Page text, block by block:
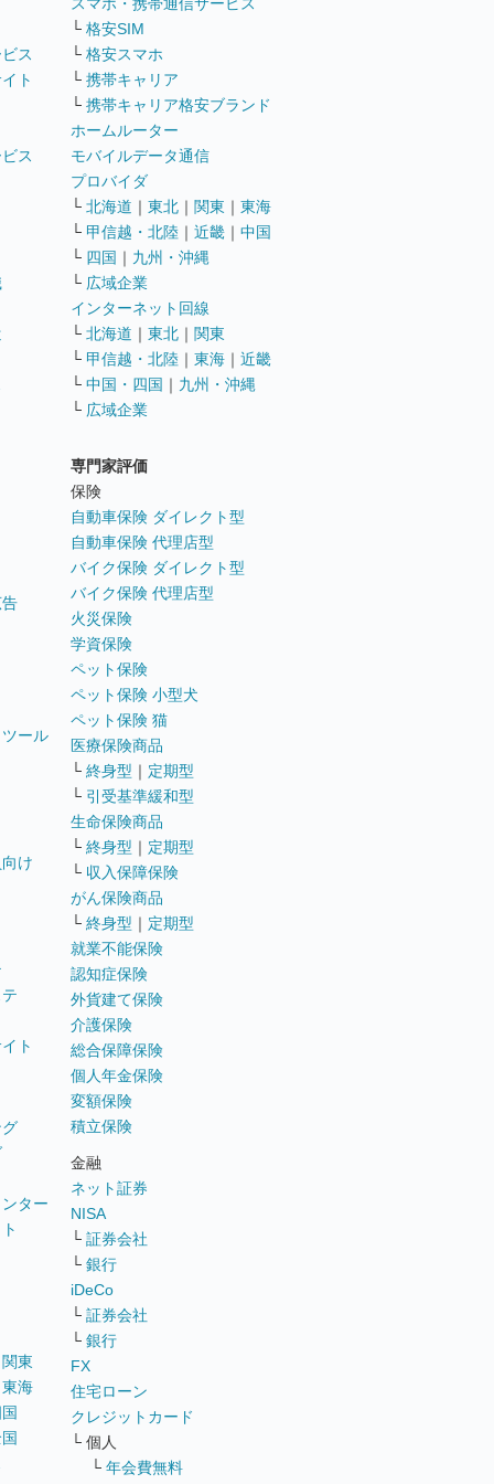
ス
ト
ス
ール
け
ト
ター
関東
東海
└ 格安SIM
└ 格安スマホ
└ 携帯キャリア
└ 携帯キャリア格安ブランド
ホームルーター
モバイルデータ通信
プロバイダ
└ 北海道 ｜ 東北 ｜ 関東 ｜ 東海
└ 甲信越・北陸 ｜ 近畿 ｜ 中国
└ 四国 ｜ 九州・沖縄
└ 広域企業
インターネット回線
└ 北海道 ｜ 東北 ｜ 関東
└ 甲信越・北陸 ｜ 東海 ｜ 近畿
└ 中国・四国 ｜ 九州・沖縄
└ 広域企業
専門家評価
保険
自動車保険 ダイレクト型
自動車保険 代理店型
バイク保険 ダイレクト型
バイク保険 代理店型
火災保険
学資保険
ペット保険
ペット保険 小型犬
ペット保険 猫
医療保険商品
└ 終身型 ｜ 定期型
└ 引受基準緩和型
生命保険商品
└ 終身型 ｜ 定期型
└ 収入保障保険
がん保険商品
└ 終身型 ｜ 定期型
就業不能保険
認知症保険
外貨建て保険
介護保険
総合保障保険
個人年金保険
変額保険
積立保険
金融
ネット証券
NISA
└ 証券会社
└ 銀行
iDeCo
└ 証券会社
└ 銀行
FX
住宅ローン
クレジットカード
└ 個人
└ 年会費無料